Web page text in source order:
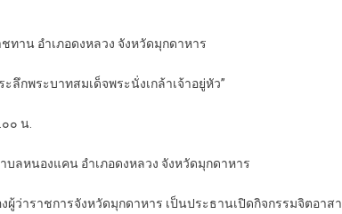
ทาน อำเภอดงหลวง จังหวัดมุกดาหาร
ลึกพระบาทสมเด็จพระนั่งเกล้าเจ้าอยู่หัว”
๐ น.
บลหนองแคน อำเภอดงหลวง จังหวัดมุกดาหาร
ผู้ว่าราชการจังหวัดมุกดาหาร เป็นประธานเปิดกิจกรรมจิตอา